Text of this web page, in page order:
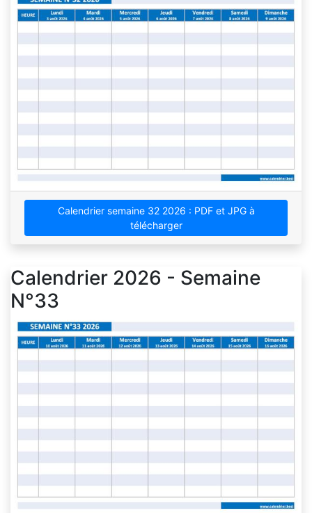
Calendrier semaine 32 2026 : PDF et JPG à
télécharger
Calendrier 2026 - Semaine
N°33